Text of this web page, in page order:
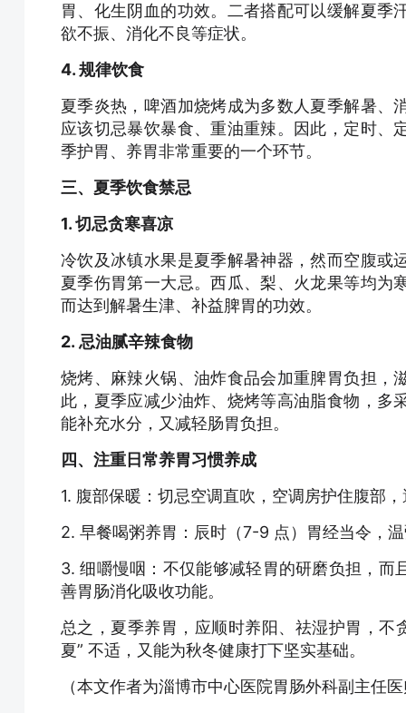
胃、化生阴血的功效。二者搭配可以缓解夏季
欲不振、消化不良等症状。
4. 规律饮食
夏季炎热，啤酒加烧烤成为多数人夏季解暑、
应该切忌暴饮暴食、重油重辣。因此，定时、
季护胃、养胃非常重要的一个环节。
三、夏季饮食禁忌
1. 切忌贪寒喜凉
冷饮及冰镇水果是夏季解暑神器，然而空腹或
夏季伤胃第一大忌。西瓜、梨、火龙果等均为
而达到解暑生津、补益脾胃的功效。
2. 忌油腻辛辣食物
烧烤、麻辣火锅、油炸食品会加重脾胃负担，
此，夏季应减少油炸、烧烤等高油脂食物，多
能补充水分，又减轻肠胃负担。
四 、 注重日常养胃习惯养成
1. 腹部保暖：切忌空调直吹，空调房护住腹部
2. 早餐喝粥养胃：辰时（7-9 点）胃经当令，
3. 细嚼慢咽：不仅能够减轻胃的研磨负担，
善胃肠消化吸收功能。
总之，夏季养胃，应顺时养阳、祛湿护胃，
夏” 不适，又能为秋冬健康打下坚实基础。
（本文作者为淄博市中心医院胃肠外科副主任